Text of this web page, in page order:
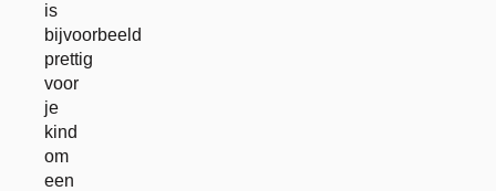
is
bijvoorbeeld
prettig
voor
je
kind
om
een